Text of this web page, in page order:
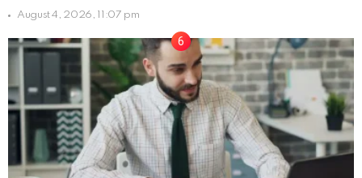
August 4, 2026, 11:07 pm